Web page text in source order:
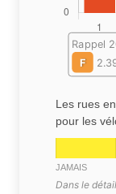
Rappel
F
Les rues
pour les
JAMAIS
Dans le